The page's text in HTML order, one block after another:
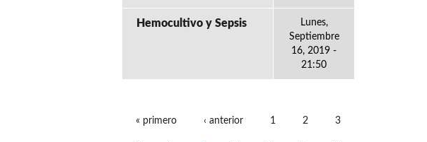
Hemocultivo y Sepsis
Lunes,
Septiembre
16, 2019 -
21:50
« primero ‹ anterior 1 2 3